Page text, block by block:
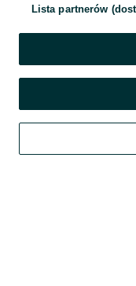
650 zł
Lista partnerów